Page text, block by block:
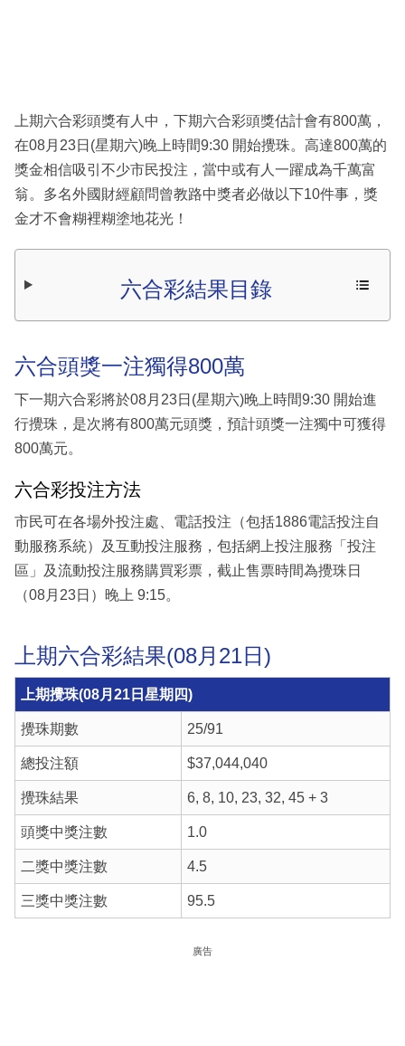
區
上期六合彩頭獎有人中，下期六合彩頭獎估計會有800萬，
在08月23日(星期六)晚上時間9:30 開始攪珠。高達800萬的
獎金相信吸引不少市民投注，當中或有人一躍成為千萬富
翁。多名外國財經顧問曾教路中獎者必做以下10件事，獎
金才不會糊裡糊塗地花光！
六合彩結果目錄
六合頭獎一注獨得800萬
下一期六合彩將於08月23日(星期六)晚上時間9:30 開始進
行攪珠，是次將有800萬元頭獎，預計頭獎一注獨中可獲得
800萬元。
六合彩投注方法
市民可在各場外投注處、電話投注（包括1886電話投注自
動服務系統）及互動投注服務，包括網上投注服務「投注
區」及流動投注服務購買彩票，截止售票時間為攪珠日
（08月23日）晚上 9:15。
上期六合彩結果(08月21日)
上期攪珠(08月21日星期四)
攪珠期數 25/91
總投注額 $37,044,040
攪珠結果 6, 8, 10, 23, 32, 45 + 3
頭獎中獎注數 1.0
二獎中獎注數 4.5
三獎中獎注數 95.5
廣告